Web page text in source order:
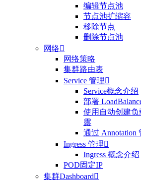
编辑节点池
节点池扩缩容
移除节点
删除节点池
网络
网络策略
集群路由表
Service 管理
Service概念介绍
部署
使用自动创建
露
通过 Annotation
Ingress 管理
Ingress 概念介绍
POD固定IP
集群Dashboard